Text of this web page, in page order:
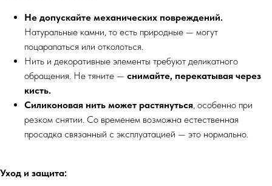
Не допускайте механических повреждений.
Натуральные камни, то есть природные — могут
поцарапаться или отколоться.
Нить и декоративные элементы требуют деликатного
обращения. Не тяните — снимайте, перекатывая через
кисть.
Силиконовая нить может растянуться, особенно при
резком снятии. Со временем возможна естественная
просадка связанный с эксплуатацией — это нормально.
Уход и защита: